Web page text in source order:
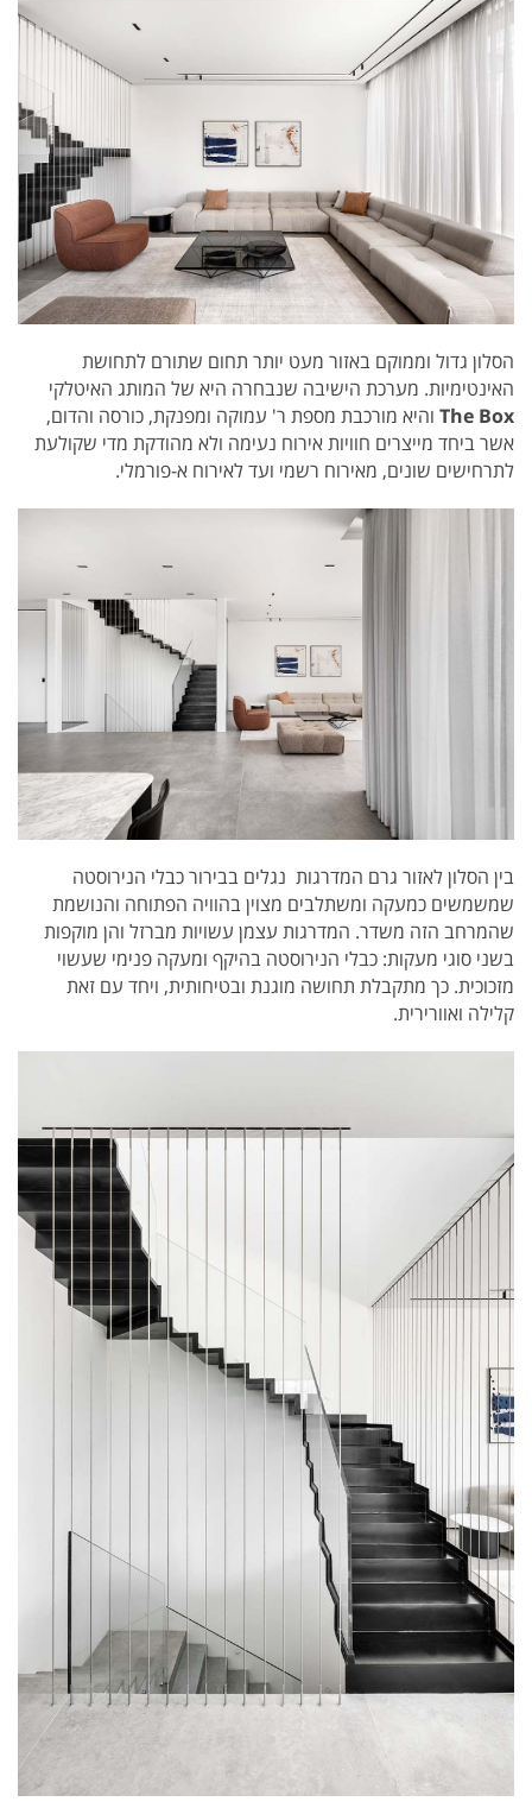
הסלון גדול וממוקם באזור מעט יותר תחום שתורם לתחושת
האינטימיות. מערכת הישיבה שנבחרה היא של המותג האיטלקי
The Box
והיא מורכבת מספת ר' עמוקה ומפנקת, כורסה והדום,
אשר ביחד מייצרים חוויות אירוח נעימה ולא מהודקת מדי שקולעת
לתרחישים שונים, מאירוח רשמי ועד לאירוח א-פורמלי.
בין הסלון לאזור גרם המדרגות נגלים בבירור כבלי הנירוסטה
שמשמשים כמעקה ומשתלבים מצוין בהוויה הפתוחה והנושמת
שהמרחב הזה משדר. המדרגות עצמן עשויות מברזל והן מוקפות
בשני סוגי מעקות: כבלי הנירוסטה בהיקף ומעקה פנימי שעשוי
מזכוכית. כך מתקבלת תחושה מוגנת ובטיחותית, ויחד עם זאת
קלילה ואוורירית.